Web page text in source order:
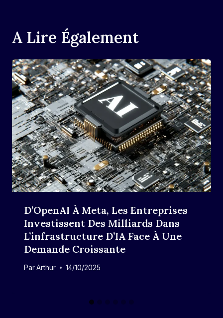
A Lire Également
D’OpenAI À Meta, Les Entreprises
Investissent Des Milliards Dans
L’infrastructure D’IA Face À Une
Demande Croissante
ParArthur 14/10/2025